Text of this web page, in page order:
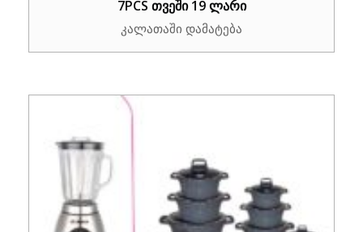
7PCS თვეში 19 ლარი
კალათაში დამატება